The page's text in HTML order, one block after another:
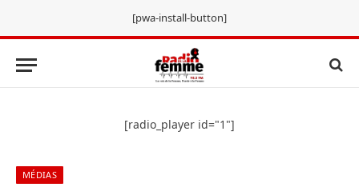
[pwa-install-button]
[radio_player id="1"]
MÉDIAS